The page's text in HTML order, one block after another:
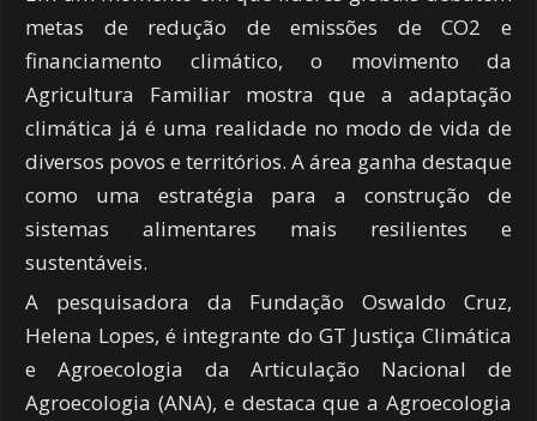
metas de redução de emissões de CO2 e
financiamento climático, o movimento da
Agricultura Familiar mostra que a adaptação
climática já é uma realidade no modo de vida de
diversos povos e territórios. A área ganha destaque
como uma estratégia para a construção de
sistemas alimentares mais resilientes e
sustentáveis.
A pesquisadora da Fundação Oswaldo Cruz,
Helena Lopes, é integrante do GT Justiça Climática
e Agroecologia da Articulação Nacional de
Agroecologia (ANA), e destaca que a Agroecologia